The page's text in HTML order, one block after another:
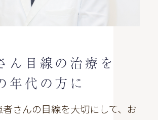
ん目線の治療を
年代の方に
者さんの目線を大切にして、お